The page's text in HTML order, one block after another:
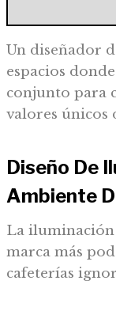
Un diseñador
espacios
conjunto para
valores únicos
Diseño De
Ambiente
La iluminación
marca más
cafeterías